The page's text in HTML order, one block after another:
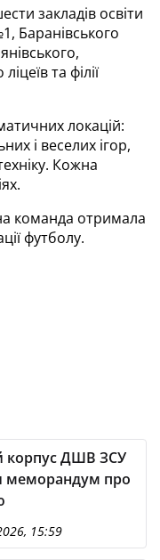
закладів освіти
Баранівського
та філії
локацій:
і веселих ігор,
Кожна
команда отримала
футболу.
корпус ДШВ ЗСУ
меморандум про
15:59